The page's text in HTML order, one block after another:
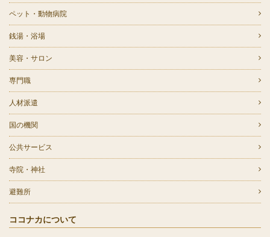
ペット・動物病院
銭湯・浴場
美容・サロン
専門職
人材派遣
国の機関
公共サービス
寺院・神社
避難所
ココナカについて